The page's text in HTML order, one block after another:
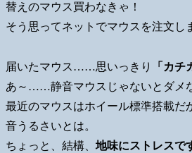
替えのマウス買わなきゃ！
そう思ってネットでマウスを注文し
届いたマウス……思いっきり 「カチ
あ～……静音マウスじゃないとダ
最近のマウスはホイール標準搭載だ
音うるさいとは。
ちょっと、結構、 地味にストレスで